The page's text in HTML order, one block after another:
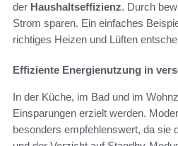
der Haushaltseffizienz. Durch
Strom sparen. Ein einfaches
richtiges Heizen und Lüften
Effiziente Energienutzung in
In der Küche, im Bad und im
Einsparungen erzielt werden.
besonders empfehlenswert, da sie